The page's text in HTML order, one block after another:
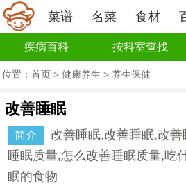
菜谱 名菜 食材
疾病百科 按科室查找
位置： 首页 > 健康养生 > 养生保健
改善睡眠
简介
改善睡眠,改善睡眠,改
睡眠质量,怎么改善睡眠质量,吃
眠的食物